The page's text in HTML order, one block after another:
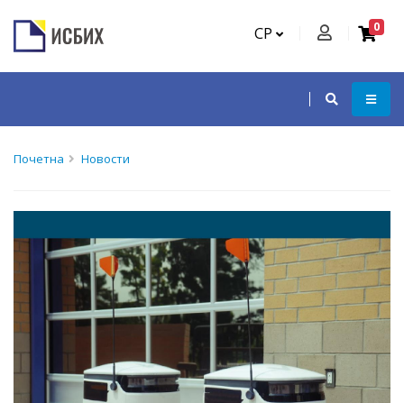
СР 0
Почетна Новости